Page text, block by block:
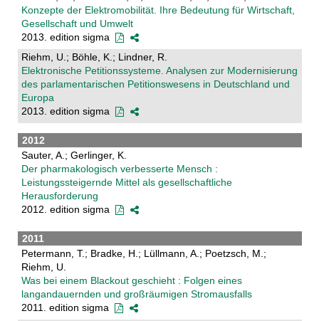
Konzepte der Elektromobilität. Ihre Bedeutung für Wirtschaft,
Gesellschaft und Umwelt
2013. edition sigma
Riehm, U.; Böhle, K.; Lindner, R.
Elektronische Petitionssysteme. Analysen zur Modernisierung
des parlamentarischen Petitionswesens in Deutschland und
Europa
2013. edition sigma
2012
Sauter, A.; Gerlinger, K.
Der pharmakologisch verbesserte Mensch :
Leistungssteigernde Mittel als gesellschaftliche
Herausforderung
2012. edition sigma
2011
Petermann, T.; Bradke, H.; Lüllmann, A.; Poetzsch, M.;
Riehm, U.
Was bei einem Blackout geschieht : Folgen eines
langandauernden und großräumigen Stromausfalls
2011. edition sigma